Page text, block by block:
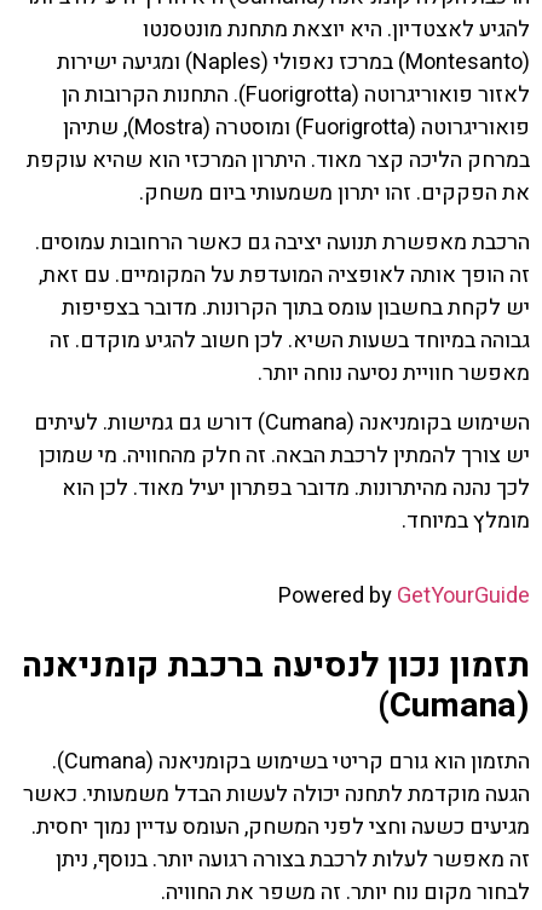
להגיע לאצטדיון. היא יוצאת מתחנת מונטסנטו
(Montesanto) במרכז נאפולי (Naples) ומגיעה ישירות
לאזור פואוריגרוטה (Fuorigrotta). התחנות הקרובות הן
פואוריגרוטה (Fuorigrotta) ומוסטרה (Mostra), שתיהן
במרחק הליכה קצר מאוד. היתרון המרכזי הוא שהיא עוקפת
את הפקקים. זהו יתרון משמעותי ביום משחק.
הרכבת מאפשרת תנועה יציבה גם כאשר הרחובות עמוסים.
זה הופך אותה לאופציה המועדפת על המקומיים. עם זאת,
יש לקחת בחשבון עומס בתוך הקרונות. מדובר בצפיפות
גבוהה במיוחד בשעות השיא. לכן חשוב להגיע מוקדם. זה
מאפשר חוויית נסיעה נוחה יותר.
השימוש בקומניאנה (Cumana) דורש גם גמישות. לעיתים
יש צורך להמתין לרכבת הבאה. זה חלק מהחוויה. מי שמוכן
לכך נהנה מהיתרונות. מדובר בפתרון יעיל מאוד. לכן הוא
מומלץ במיוחד.
Powered byGetYourGuide
תזמון נכון לנסיעה ברכבת קומניאנה
(Cumana)
התזמון הוא גורם קריטי בשימוש בקומניאנה (Cumana).
הגעה מוקדמת לתחנה יכולה לעשות הבדל משמעותי. כאשר
מגיעים כשעה וחצי לפני המשחק, העומס עדיין נמוך יחסית.
זה מאפשר לעלות לרכבת בצורה רגועה יותר. בנוסף, ניתן
לבחור מקום נוח יותר. זה משפר את החוויה.